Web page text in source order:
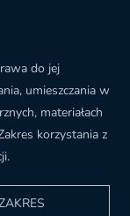
do jej
umieszczania w
materiałach
korzystania z